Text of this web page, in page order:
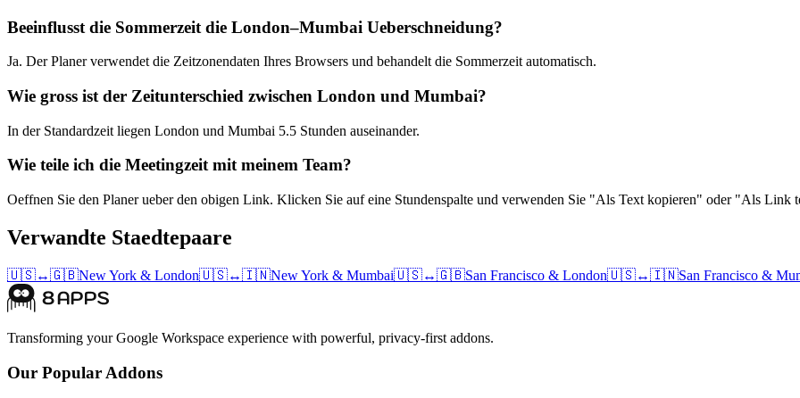
Beeinflusst die Sommerzeit die London–Mumbai Ueberschneidung?
Ja. Der Planer verwendet die Zeitzonendaten Ihres Browsers und behandelt die Sommerzeit automatisch.
Wie gross ist der Zeitunterschied zwischen London und Mumbai?
In der Standardzeit liegen London und Mumbai 5.5 Stunden auseinander.
Wie teile ich die Meetingzeit mit meinem Team?
Oeffnen Sie den Planer ueber den obigen Link. Klicken Sie auf eine Stundenspalte und verwenden Sie "Als Text kopieren" oder "Als Link
Verwandte Staedtepaare
🇺🇸↔🇬🇧New York & London🇺🇸↔🇮🇳New York & Mumbai🇺🇸↔🇬🇧San Francisco & London🇺🇸↔🇮🇳San Francisco &
Transforming your Google Workspace experience with powerful, privacy-first addons.
Our Popular Addons